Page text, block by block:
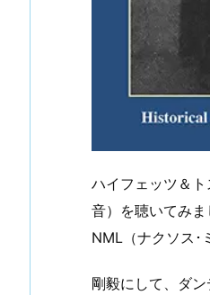
ハイフェッツ＆
音）を聴いてみま
NML（ナクソス･
剛毅にして、ダ